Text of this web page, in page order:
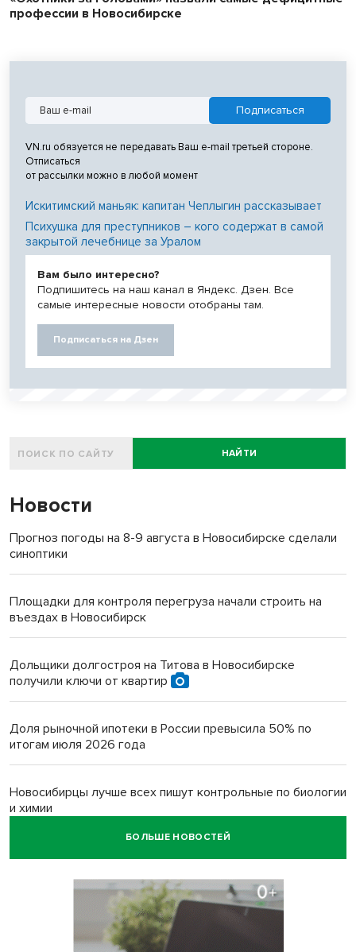
профессии в Новосибирске
VN.ru обязуется не передавать Ваш e-mail третьей стороне.
Отписаться
от рассылки можно в любой момент
Искитимский маньяк: капитан Чеплыгин рассказывает
Психушка для преступников – кого содержат в самой
закрытой лечебнице за Уралом
Вам было интересно?
Подпишитесь на наш канал в Яндекс. Дзен. Все
самые интересные новости отобраны там.
Подписаться на Дзен
НАЙТИ
Новости
Прогноз погоды на 8-9 августа в Новосибирске сделали
синоптики
Площадки для контроля перегруза начали строить на
въездах в Новосибирск
Дольщики долгостроя на Титова в Новосибирске
получили ключи от квартир
Доля рыночной ипотеки в России превысила 50% по
итогам июля 2026 года
Новосибирцы лучше всех пишут контрольные по биологии
и химии
Нейросеть для диагностики депрессии в крови создали в
Двум бойцам СВО после минно-взрывной травмы
«оживили» нервы в Новосибирске
БОЛЬШЕ НОВОСТЕЙ